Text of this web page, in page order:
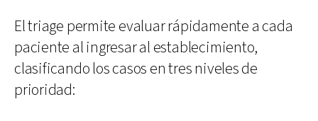
El triage permite evaluar rápidamente a cada
paciente al ingresar al establecimiento,
clasificando los casos en tres niveles de
prioridad: